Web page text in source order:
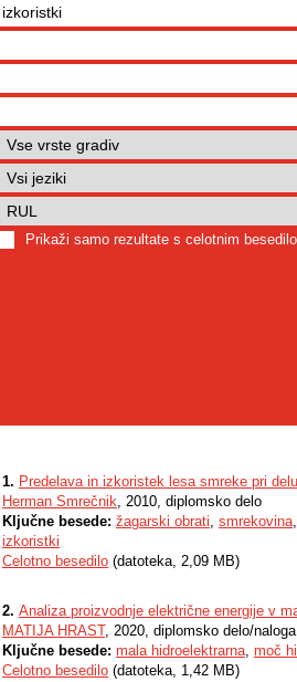
Prikaži samo rezultate s celotnim
1. Predelava in izkoristek lesa smreke pri
Herman Smrečnik, 2010, diplomsko delo
Ključne besede: žagarski obrati, smrekovina,
izkoristki
Celotno besedilo (datoteka, 2,09 MB)
2. Analiza proizvodnje električne energije v
MATIJA HRAST, 2020, diplomsko delo/naloga
Ključne besede: mala hidroelektrarna, moč
Celotno besedilo (datoteka, 1,42 MB)